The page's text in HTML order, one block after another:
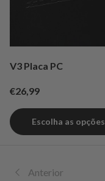
V3 Placa PC
Preço normal
€26,99
Escolha as opções
Anterior